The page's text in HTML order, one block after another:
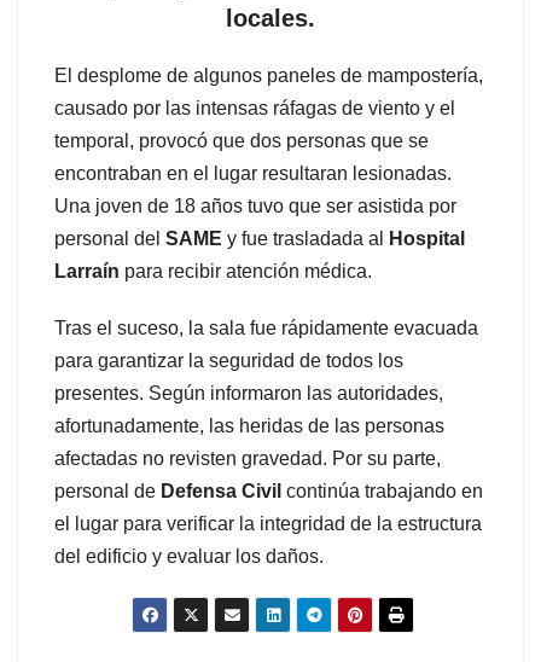
locales.
El desplome de algunos paneles de mampostería,
causado por las intensas ráfagas de viento y el
temporal, provocó que dos personas que se
encontraban en el lugar resultaran lesionadas.
Una joven de 18 años tuvo que ser asistida por
personal del SAME y fue trasladada al
Hospital
Larraín para recibir atención médica.
Tras el suceso, la sala fue rápidamente evacuada
para garantizar la seguridad de todos los
presentes. Según informaron las autoridades,
afortunadamente, las heridas de las personas
afectadas no revisten gravedad. Por su parte,
personal de Defensa Civil continúa trabajando en
el lugar para verificar la integridad de la estructura
del edificio y evaluar los daños.